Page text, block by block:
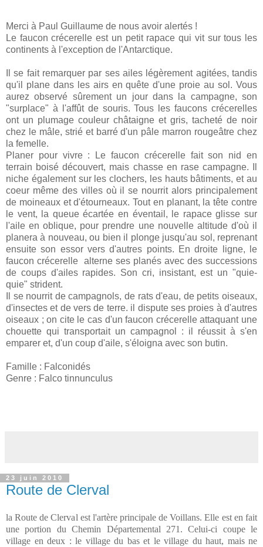
Merci à Paul Guillaume de nous avoir alertés !
Le faucon crécerelle est un petit rapace qui vit sur tous les
continents à l'exception de l'Antarctique.
Il se fait remarquer par ses ailes légèrement agitées, tandis
qu'il plane dans les airs en quête d'une proie au sol. Vous
aurez observé sûrement un jour dans la campagne, son
"surplace" à l'affût de souris. Tous les faucons crécerelles
ont un plumage couleur châtaigne et gris, tacheté de noir
chez le mâle, strié et barré d'un pâle marron rougeâtre chez
la femelle.
Planer pour vivre : Le faucon crécerelle fait son nid en
terrain boisé découvert, mais chasse en rase campagne. Il
niche également sur les clochers, les hauts bâtiments, et au
coeur même des villes où il se nourrit alors principalement
de moineaux et d'étourneaux. Tout en planant, la tête contre
le vent, la queue écartée en éventail, le rapace glisse sur
l'aile en oblique, pour prendre une nouvelle altitude d'où il
planera à nouveau, ou bien il plonge jusqu'au sol, reprenant
ensuite son essor vers d'autres points. En droite ligne, le
faucon crécerelle alterne ses planés avec des successions
de coups d'ailes rapides. Son cri, insistant, est un "quie-
quie" strident.
Il se nourrit de campagnols, de rats d'eau, de petits oiseaux,
d'insectes et de vers de terre. il dispute ses proies à d'autres
oiseaux ; on cite le cas d'un faucon crécerelle attaquant une
chouette qui transportait un campagnol : il réussit à s'en
emparer et, d'un coup d'aile, s'éloigna avec son butin.
Famille : Falconidés
Genre : Falco tinnunculus
23 juin 2010
Route de Clerval
la Route de Clerval est l'artère principale de Voillans. Elle est en fait
une portion du Chemin Départemental 271. Celui-ci coupe le
village en deux : le village du bas et le village du haut, mais ne